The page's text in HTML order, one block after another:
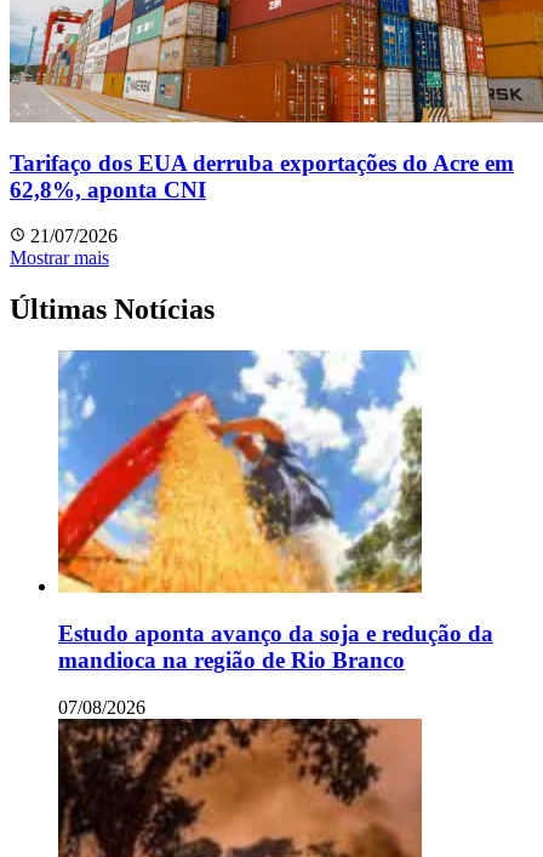
Tarifaço dos EUA derruba exportações do Acre em
62,8%, aponta CNI
21/07/2026
Mostrar mais
Últimas Notícias
Estudo aponta avanço da soja e redução da
mandioca na região de Rio Branco
07/08/2026